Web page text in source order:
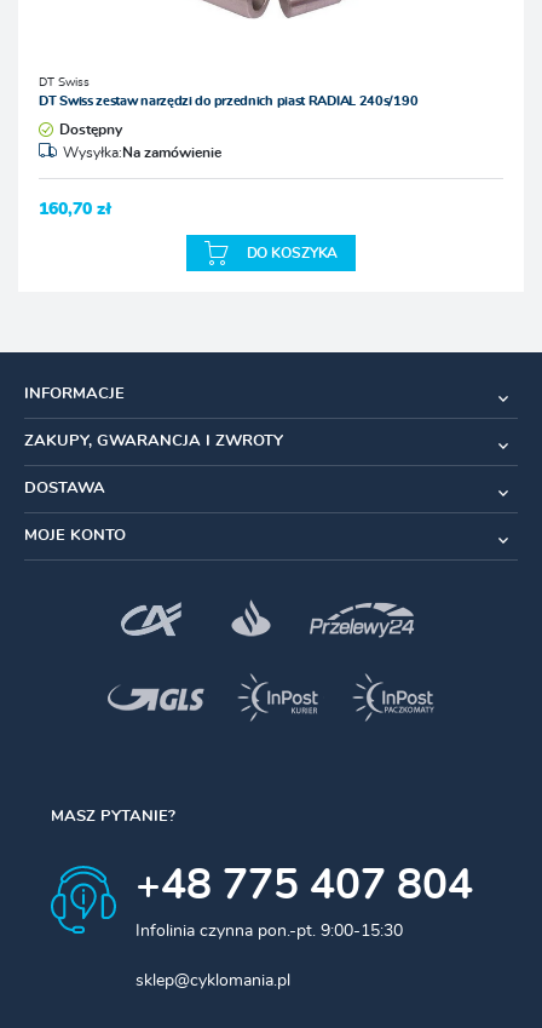
DT Swiss
DT Swiss zestaw narzędzi do przednich piast RADIAL 240s/190
Dostępny
Wysyłka:Na zamówienie
160,70 zł
DO KOSZYKA
INFORMACJE
ZAKUPY, GWARANCJA I ZWROTY
DOSTAWA
MOJE KONTO
MASZ PYTANIE?
+48 775 407 804
Infolinia czynna pon.-pt. 9:00-15:30
sklep@cyklomania.pl